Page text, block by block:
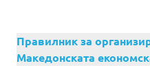
Правилник за
Македонската